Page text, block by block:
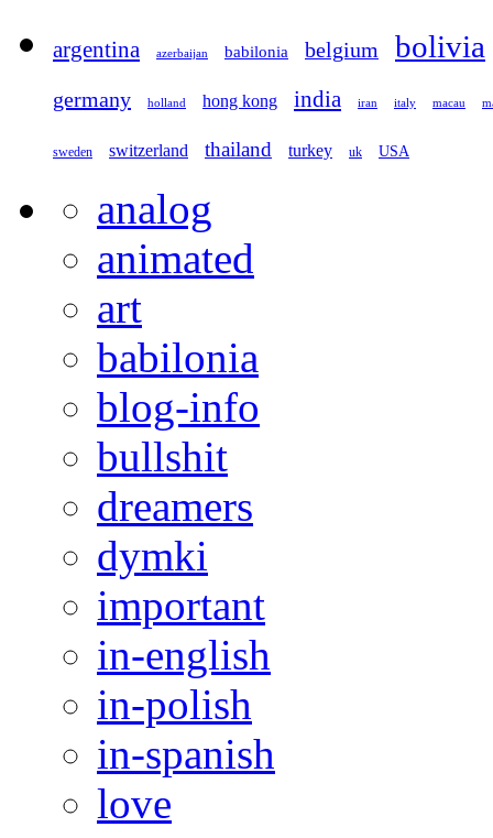
argentina azerbaijan babilonia belgium bolivia
germany holland hong kong india iran italy macau
sweden switzerland thailand turkey uk USA
analog
animated
art
babilonia
blog-info
bullshit
dreamers
dymki
important
in-english
in-polish
in-spanish
love